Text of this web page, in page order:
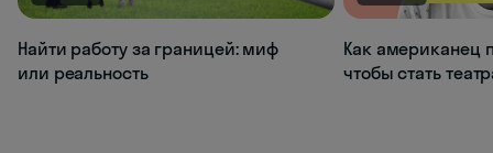
Найти работу за границей: миф
или реальность
Как американец
чтобы стать